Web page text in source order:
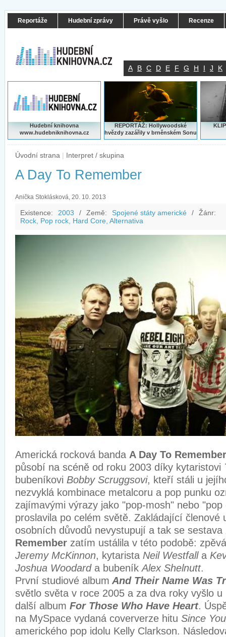
Reportáže Hudební zprávy Právě vyšlo Recenze
A B C D E F G H I J K
Hudební knihovna
www.hudebniknihovna.cz
REPORTÁŽ: Hollywoodské
hvězdy zazářily v brněnském Sonu
Úvodní strana | Interpret / skupina
A Day To Remember
Anička Stoklásková, 20. 10. 2013
Existence: 2003 / Země: Spojené státy americké /
Žánr:
Rock, Pop rock, Hard Core, Alternativa
Americká rocková banda A Day To Remember
působí na scéně od roku 2003 díky kytaristovi
bubeníkovi Bobby Scruggsovi, kteří stáli u
nezvyklá kombinace metalcoru a pop punku
zajímavými výrazy jako "pop-mosh" nebo "pop
proslavila po celém světě. Zakládající členové
osobních důvodů nevystupují a tak se sestava
Remember zatím ustálila v této podobě:
Jeremy McKinnon, kytarista Neil Westfalla
Joshua Woodarda bubeník Alex Shelnutt.
První studiové album And Their Name Was
světlo světa v roce 2005 a za dva roky vyšlo u
další album For Those Who Have Heart.
na MySpace vydaná coververze hitu Since
amerického pop idolu Kelly Clarkson.